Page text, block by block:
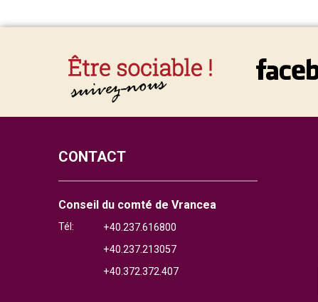
CONTACT
Conseil du comté de Vrancea
Tél:
+40.237.616800
+40.237.213057
+40.372.372.407